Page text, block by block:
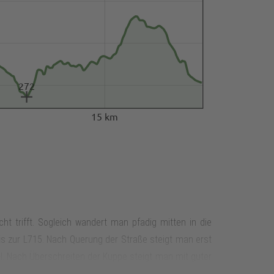
15 km
272
trifft. Sogleich wandert man pfadig mitten in die
L715. Nach Querung der Straße steigt man erst